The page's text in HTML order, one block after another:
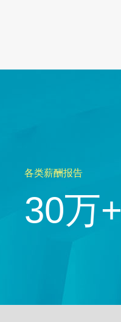
各类薪酬报告
30万+